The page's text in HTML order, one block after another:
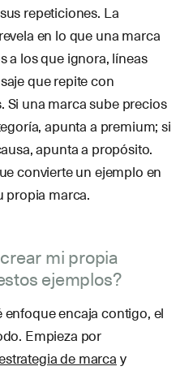
repeticiones. La
en lo que una marca
a los que ignora, líneas
que repite con
una marca sube precios
apunta a premium; si
apunta a propósito.
convierte un ejemplo en
propia marca.
mi propia
ejemplos?
enfoque encaja contigo, el
Empieza por
de marcay